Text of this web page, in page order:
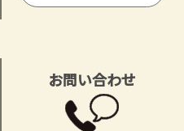
お問い合わせ